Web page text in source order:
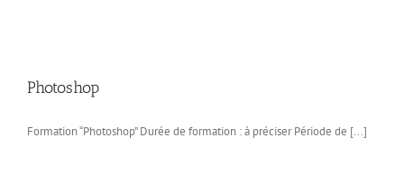
Photoshop
Formation “Photoshop” Durée de formation : à préciser Période de [...]